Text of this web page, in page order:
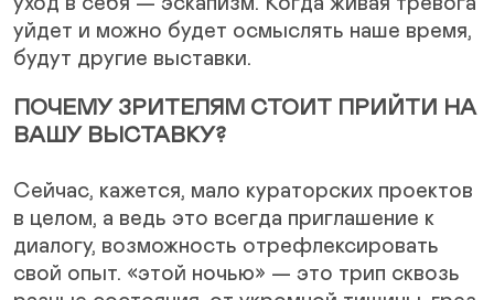
уйдет и можно будет осмыслять наше время,
будут другие выставки.
ПОЧЕМУ ЗРИТЕЛЯМ СТОИТ ПРИЙТИ НА
ВАШУ ВЫСТАВКУ?
Сейчас, кажется, мало кураторских проектов
в целом, а ведь это всегда приглашение к
диалогу, возможность отрефлексировать
свой опыт. «этой ночью» — это трип сквозь